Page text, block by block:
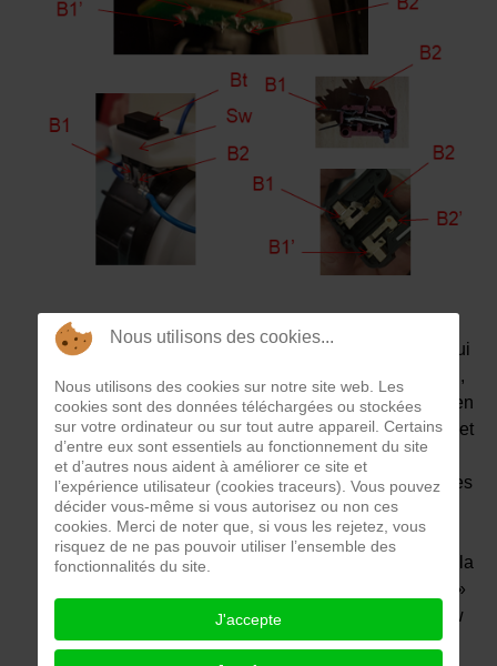
Un interrupteur Sw est un composant mécanique qui
permet d’ouvrir ou fermer un circuit électrique. Ainsi,
il permet dans une première position « I » de mise en
marche de fermer un contact entre deux bornes B1 et
B2 (ou B1’ et B2’) et dans une deuxième position
« O » d’arrêt d’ouvrir le contact entre les deux bornes
B1 et B2 (ou B1’ et B2’).
L’interrupteur comprend un corps Cr sur lequel est
monté mobile un élément mobile qui bascule entre la
première position « I » et la deuxième position « O »
(sur la photo ci-contre un appui sur l’interrupteur Sw
met en contact les bornes B1 et B2 ainsi que les
Nous utilisons des cookies...
Nous utilisons des cookies sur notre site web. Les
cookies sont des données téléchargées ou stockées
sur votre ordinateur ou sur tout autre appareil. Certains
d’entre eux sont essentiels au fonctionnement du site
et d’autres nous aident à améliorer ce site et
l’expérience utilisateur (cookies traceurs). Vous pouvez
décider vous-même si vous autorisez ou non ces
cookies. Merci de noter que, si vous les rejetez, vous
risquez de ne pas pouvoir utiliser l’ensemble des
fonctionnalités du site.
J'accepte